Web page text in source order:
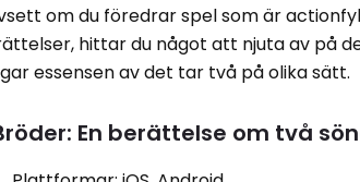
om du föredrar spel som är
hittar du något att njuta av på
essensen av det tar två på olika sätt.
En berättelse om två